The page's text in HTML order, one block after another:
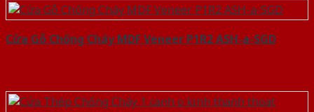
Cửa Gỗ Chống Cháy MDF Veneer P1R2 ASH-a-SGD